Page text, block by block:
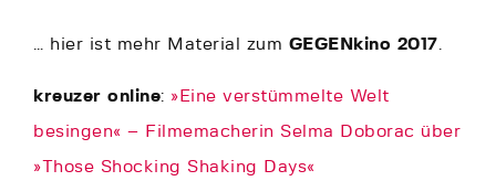
… hier ist mehr Material zum GEGENkino 2017.
kreuzer online: »Eine verstümmelte Welt
besingen« – Filmemacherin Selma Doborac über
»Those Shocking Shaking Days«